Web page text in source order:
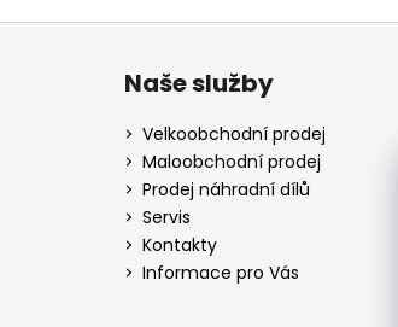
Z
Naše služby
Velkoobchodní prodej
Maloobchodní prodej
Prodej náhradní dílů
Servis
Kontakty
Informace pro Vás